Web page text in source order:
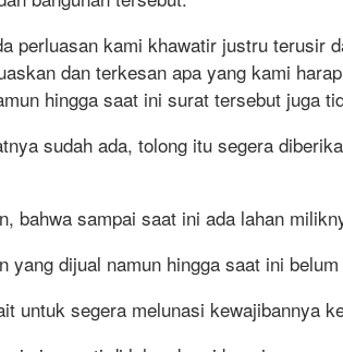
perluasan kami khawatir justru
dan terkesan apa yang kami
hingga saat ini surat tersebut juga
sudah ada, tolong itu segera
bahwa sampai saat ini ada lahan
yang dijual namun hingga saat ini
untuk segera melunasi kewajibannya